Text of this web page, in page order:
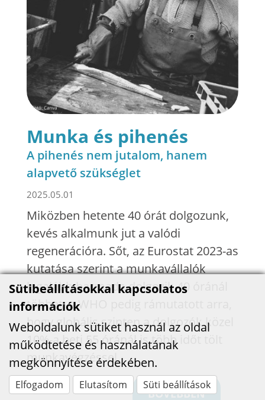
Munka és pihenés
A pihenés nem jutalom, hanem
alapvető szükséglet
2025.05.01
Miközben hetente 40 órát dolgozunk,
kevés alkalmunk jut a valódi
regenerációra. Sőt, az Eurostat 2023-as
kutatása szerint a munkavállalók
legalább harmada dolgozik 40 óránál
többet, a WHO pedig rámutatott arra,
hogy globális szinten a dolgozók közel
10%-a heti 55 óránál is több időt tölt
munkavégzéssel.
BŐVEBBEN
Sütibeállításokkal kapcsolatos
információk
Weboldalunk sütiket használ az oldal
működtetése és használatának
megkönnyítése érdekében.
Elfogadom Elutasítom Süti beállítások